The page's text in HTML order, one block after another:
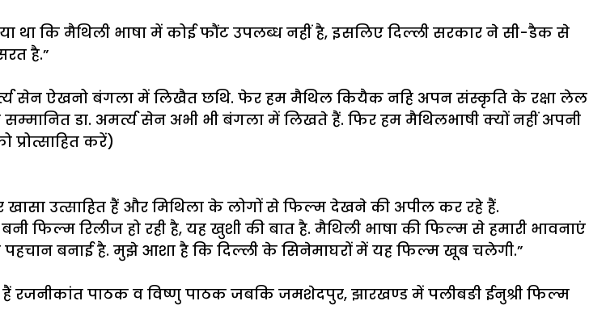
था कि मैथिली भाषा में कोई फौंट उपलब्ध नहीं है, इसलिए दिल्ली सरकार ने सी-डैक से
है.”
सेन ऐखनो बंगला में लिखैत छथि. फेर हम मैथिल कियैक नहि अपन संस्कृति के रक्षा लेल
डा. अमर्त्य सेन अभी भी बंगला में लिखते हैं. फिर हम मैथिलभाषी क्यों नहीं अपनी
करें)
उत्साहित हैं और मिथिला के लोगों से फिल्म देखने की अपील कर रहे हैं.
फिल्म रिलीज हो रही है, यह खुशी की बात है. मैथिली भाषा की फिल्म से हमारी भावनाएं
बनाई है. मुझे आशा है कि दिल्ली के सिनेमाघरों में यह फिल्म खूब चलेगी.”
रजनीकांत पाठक व विष्णु पाठक जबकि जमशेदपुर, झारखण्ड में पलीबङी ईनुश्री फिल्म